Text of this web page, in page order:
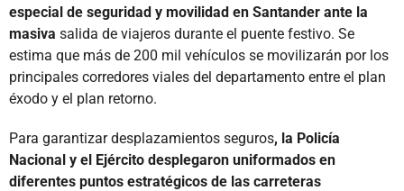
especial de seguridad y movilidad en Santander ante la
masiva salida de viajeros durante el puente festivo. Se
estima que más de 200 mil vehículos se movilizarán por los
principales corredores viales del departamento entre el plan
éxodo y el plan retorno.
Para garantizar desplazamientos seguros, la Policía
Nacional y el Ejército desplegaron uniformados en
diferentes puntos estratégicos de las carreteras